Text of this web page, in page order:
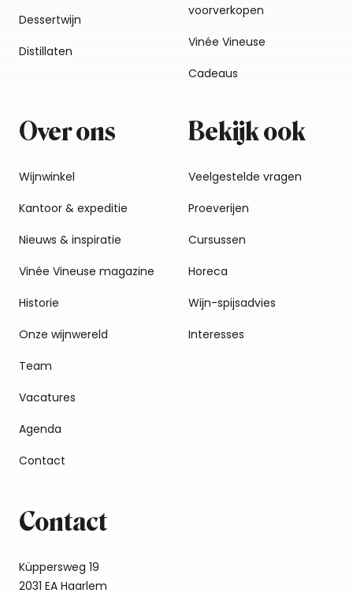
Dessertwijn
Distillaten
voorverkopen
Vinée Vineuse
Cadeaus
Over ons
Wijnwinkel
Kantoor & expeditie
Nieuws & inspiratie
Vinée Vineuse magazine
Historie
Onze wijnwereld
Team
Vacatures
Agenda
Contact
Bekijk ook
Veelgestelde vragen
Proeverijen
Cursussen
Horeca
Wijn-spijsadvies
Interesses
Contact
Küppersweg 19
2031 EA Haarlem